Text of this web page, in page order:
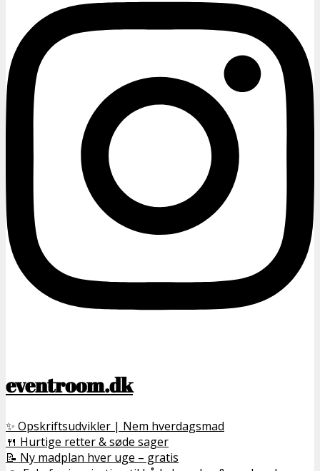
eventroom.dk
✨ Opskriftsudvikler | Nem hverdagsmad
🍴 Hurtige retter & søde sager
📝 Ny madplan hver uge – gratis